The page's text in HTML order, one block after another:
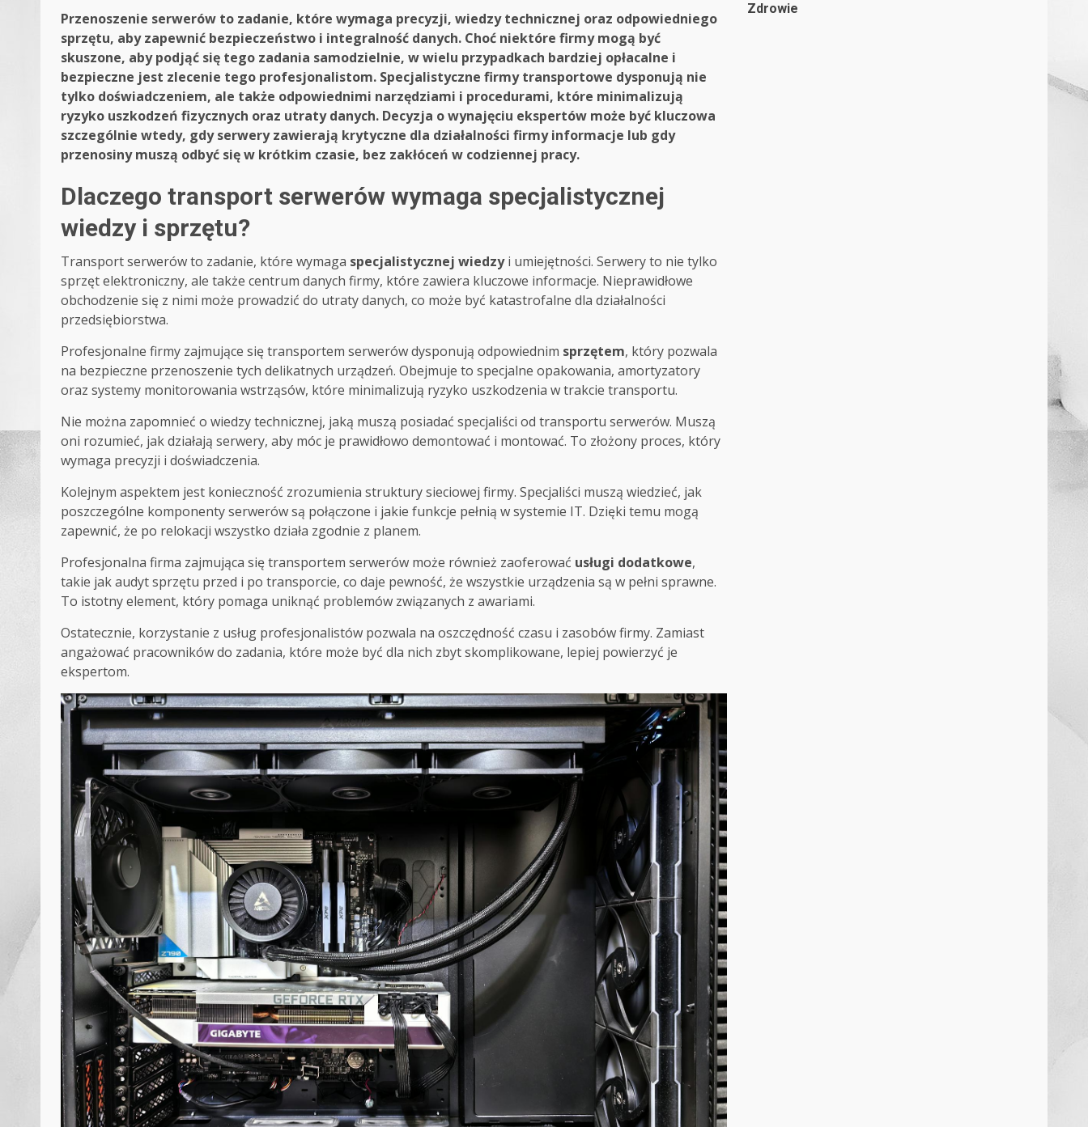
Przenoszenie serwerów to zadanie, które wymaga precyzji, wiedzy technicznej oraz odpowiedniego
sprzętu, aby zapewnić bezpieczeństwo i integralność danych. Choć niektóre firmy mogą być
skuszone, aby podjąć się tego zadania samodzielnie, w wielu przypadkach bardziej opłacalne i
bezpieczne jest zlecenie tego profesjonalistom. Specjalistyczne firmy transportowe dysponują nie
tylko doświadczeniem, ale także odpowiednimi narzędziami i procedurami, które minimalizują
ryzyko uszkodzeń fizycznych oraz utraty danych. Decyzja o wynajęciu ekspertów może być kluczowa
szczególnie wtedy, gdy serwery zawierają krytyczne dla działalności firmy informacje lub gdy
przenosiny muszą odbyć się w krótkim czasie, bez zakłóceń w codziennej pracy.
Dlaczego transport serwerów wymaga specjalistycznej
wiedzy i sprzętu?
Transport serwerów to zadanie, które wymaga specjalistycznej wiedzyi umiejętności. Serwery to nie tylko
sprzęt elektroniczny, ale także centrum danych firmy, które zawiera kluczowe informacje. Nieprawidłowe
obchodzenie się z nimi może prowadzić do utraty danych, co może być katastrofalne dla działalności
przedsiębiorstwa.
Profesjonalne firmy zajmujące się transportem serwerów dysponują odpowiednim sprzętem, który pozwala
na bezpieczne przenoszenie tych delikatnych urządzeń. Obejmuje to specjalne opakowania, amortyzatory
oraz systemy monitorowania wstrząsów, które minimalizują ryzyko uszkodzenia w trakcie transportu.
Nie można zapomnieć o wiedzy technicznej, jaką muszą posiadać specjaliści od transportu serwerów. Muszą
oni rozumieć, jak działają serwery, aby móc je prawidłowo demontować i montować. To złożony proces, który
wymaga precyzji i doświadczenia.
Kolejnym aspektem jest konieczność zrozumienia struktury sieciowej firmy. Specjaliści muszą wiedzieć, jak
poszczególne komponenty serwerów są połączone i jakie funkcje pełnią w systemie IT. Dzięki temu mogą
zapewnić, że po relokacji wszystko działa zgodnie z planem.
Profesjonalna firma zajmująca się transportem serwerów może również zaoferować usługi dodatkowe,
takie jak audyt sprzętu przed i po transporcie, co daje pewność, że wszystkie urządzenia są w pełni sprawne.
To istotny element, który pomaga uniknąć problemów związanych z awariami.
Ostatecznie, korzystanie z usług profesjonalistów pozwala na oszczędność czasu i zasobów firmy. Zamiast
angażować pracowników do zadania, które może być dla nich zbyt skomplikowane, lepiej powierzyć je
ekspertom.
Zdrowie